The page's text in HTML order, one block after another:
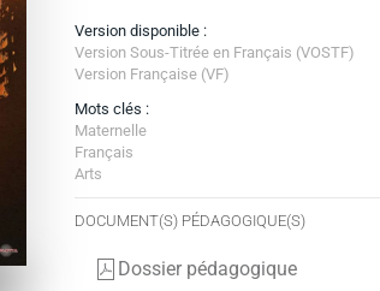
Version disponible :
Version Sous-Titrée en Français (VOSTF)
Version Française (VF)
Mots clés :
Maternelle
Français
Arts
DOCUMENT(S) PÉDAGOGIQUE(S)
Dossier pédagogique